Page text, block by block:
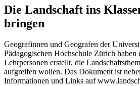
Die Landschaft ins
bringen
Geografinnen und Geografen der
Pädagogischen Hochschule Zürich
Lehrpersonen erstellt, die
aufgreifen wollen. Das Dokument ist
Informationen und Links auf